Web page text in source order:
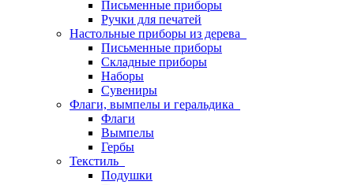
Письменные приборы
Ручки для печатей
Настольные приборы из дерева
Письменные приборы
Складные приборы
Наборы
Сувениры
Флаги, вымпелы и геральдика
Флаги
Вымпелы
Гербы
Текстиль
Подушки